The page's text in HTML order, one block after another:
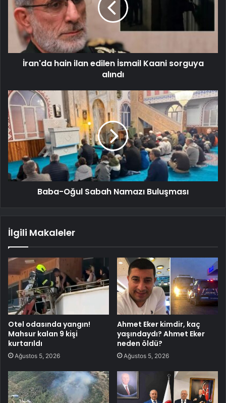
İran'da hain ilan edilen İsmail Kaani sorguya
alındı
Baba-Oğul Sabah Namazı Buluşması
İlgili Makaleler
Otel odasında yangın!
Mahsur kalan 9 kişi
kurtarıldı
Ağustos 5, 2026
Ahmet Eker kimdir, kaç
yaşındaydı? Ahmet Eker
neden öldü?
Ağustos 5, 2026